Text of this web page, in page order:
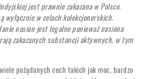
jest prawnie zakazana w Polsce.
wyłącznie w celach kolekcjonerskich.
nasion jest legalne ponieważ nasiona
zakazanych substancji aktywnych, w tym
pożądanych cech takich jak moc, bardzo